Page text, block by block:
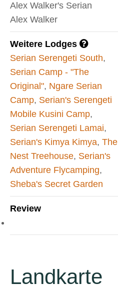
Alex Walker's Serian
Alex Walker
Weitere Lodges
Serian Serengeti South,
Serian Camp - "The
Original", Ngare Serian
Camp, Serian's Serengeti
Mobile Kusini Camp,
Serian Serengeti Lamai,
Serian's Kimya Kimya, The
Nest Treehouse, Serian's
Adventure Flycamping,
Sheba's Secret Garden
Review
Landkarte